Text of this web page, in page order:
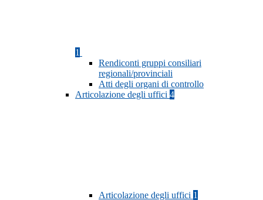
1
Rendiconti gruppi consiliari
regionali/provinciali
Atti degli organi di controllo
Articolazione degli uffici 4
Articolazione degli uffici 1